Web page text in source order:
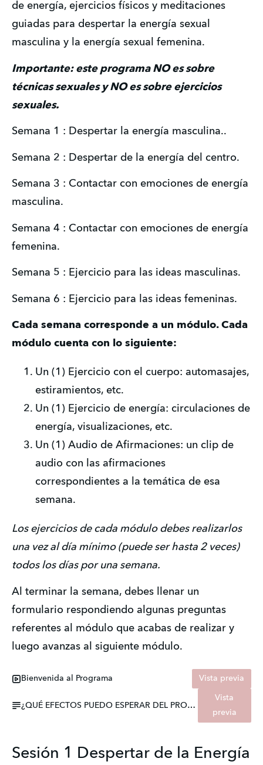
de energía, ejercicios físicos y meditaciones
guiadas para despertar la energía sexual
masculina y la energía sexual femenina.
Importante: este programa NO es sobre
técnicas sexuales y NO es sobre ejercicios
sexuales.
Semana 1 : Despertar la energía masculina..
Semana 2 : Despertar de la energía del centro.
Semana 3 : Contactar con emociones de energía
masculina.
Semana 4 : Contactar con emociones de energía
femenina.
Semana 5 : Ejercicio para las ideas masculinas.
Semana 6 : Ejercicio para las ideas femeninas.
Cada semana corresponde a un módulo. Cada
módulo cuenta con lo siguiente:
Un (1) Ejercicio con el cuerpo: automasajes,
estiramientos, etc.
Un (1) Ejercicio de energía: circulaciones de
energía, visualizaciones, etc.
Un (1) Audio de Afirmaciones: un clip de
audio con las afirmaciones
correspondientes a la temática de esa
semana.
Los ejercicios de cada módulo debes realizarlos
una vez al día mínimo (puede ser hasta 2 veces)
todos los días por una semana.
Al terminar la semana, debes llenar un
formulario respondiendo algunas preguntas
referentes al módulo que acabas de realizar y
luego avanzas al siguiente módulo.
Bienvenida al Programa Vista previa
¿QUÉ EFECTOS PUEDO ESPERAR DEL PROGRAMA?
Vista
previa
Sesión 1 Despertar de la Energía